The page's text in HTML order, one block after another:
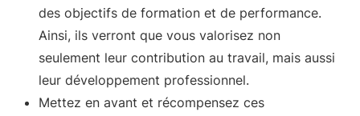
des objectifs de formation et de performance.
Ainsi, ils verront que vous valorisez non
seulement leur contribution au travail, mais aussi
leur développement professionnel.
Mettez en avant et récompensez ces